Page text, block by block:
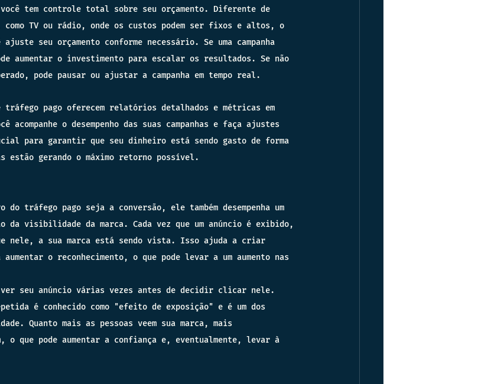
tem controle total sobre seu orçamento. Diferente de
TV ou rádio, onde os custos podem ser fixos e altos, o
seu orçamento conforme necessário. Se uma campanha
aumentar o investimento para escalar os resultados. Se não
pode pausar ou ajustar a campanha em tempo real.
pago oferecem relatórios detalhados e métricas em
acompanhe o desempenho das suas campanhas e faça ajustes
para garantir que seu dinheiro está sendo gasto de forma
estão gerando o máximo retorno possível.
tráfego pago seja a conversão, ele também desempenha um
da visibilidade da marca. Cada vez que um anúncio é exibido,
nele, a sua marca está sendo vista. Isso ajuda a criar
o reconhecimento, o que pode levar a um aumento nas
ver seu anúncio várias vezes antes de decidir clicar nele.
é conhecido como "efeito de exposição" e é um dos
Quanto mais as pessoas veem sua marca, mais
que pode aumentar a confiança e, eventualmente, levar à